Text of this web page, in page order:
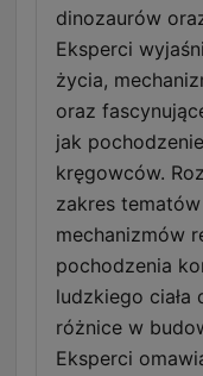
dinozaurów
Eksperci
życia,
oraz
jak
kręgowców.
zakres
mechanizmów
pochodzenia
ludzkiego ciała
różnice w
Eksperci